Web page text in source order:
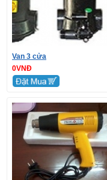
Van 3 cửa
0VNĐ